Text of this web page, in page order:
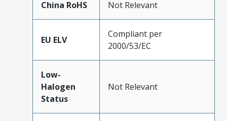
China RoHS Not Relevant
EU ELV
Compliant per
2000/53/EC
Low-
Halogen
Status
Not Relevant